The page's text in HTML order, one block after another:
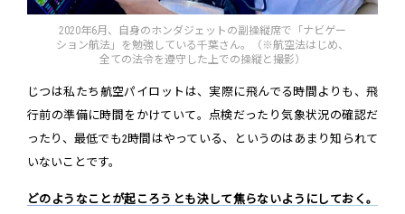
2020年6月、自身のホンダジェットの副操縦席で「ナビゲー
ション航法」を勉強している千葉さん。（※航空法はじめ、
全ての法令を遵守した上での操縦と撮影）
じつは私たち航空パイロットは、実際に飛んでる時間よりも、飛
行前の準備に時間をかけていて。点検だったり気象状況の確認だ
ったり、最低でも2時間はやっている、というのはあまり知られて
いないことです。
どのようなことが起ころうとも決して焦らないようにしておく。